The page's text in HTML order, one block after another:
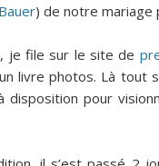
) de notre mariage
je file sur le site de
livre photos. Là tout
pour